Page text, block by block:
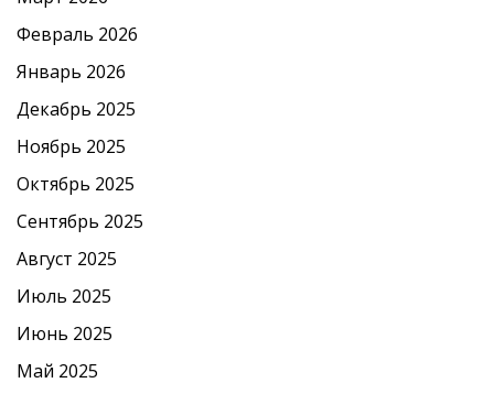
Февраль 2026
Январь 2026
Декабрь 2025
Ноябрь 2025
Октябрь 2025
Сентябрь 2025
Август 2025
Июль 2025
Июнь 2025
Май 2025